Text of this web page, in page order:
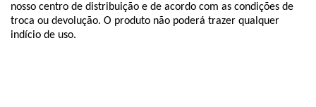
nosso centro de distribuição e de acordo com as condições de
troca ou devolução. O produto não poderá trazer qualquer
indício de uso.